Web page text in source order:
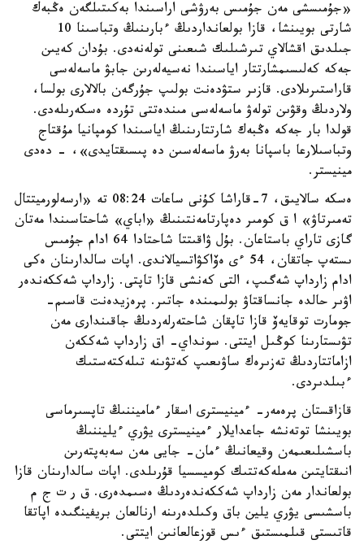
«جۇمىسشى مەن جۇمىس بەرۋشى اراسىندا بەكىتىلگەن ەڭبەك
شارتى بويىنشا، قازا بولعانداردىڭ ءبارىنىڭ وتباسىنا 10
جىلدىق اقشالاي تىرشىلىك شىعىنى تولەنەدى. بۇدان كەيىن
جەكە كەلىسىمشارتتار اياسىندا نەسيەلەرىن جابۋ ماسەلەسى
قاراستىرىلادى. قازىر ستۋدەنت بولىپ جۇرگەن بالالارى بولسا،
ولاردىڭ وقۋىن تولەۋ ماسەلەسى مىندەتتى تۇردە ەسكەرىلەدى.
قولدا بار جەكە ەڭبەك شارتتارىنىڭ اياسىندا كومپانيا مۇقتاج
وتباسىلارعا باسپانا بەرۋ ماسەلەسىن دە پىسىقتايدى»، - دەدى
مينيستر.
ەسكە سالايىق، 7-قاراشا كۇنى ساعات 08:24 تە «ارسەلورميتتال
تەمىرتاۋ» ا ق كومىر دەپارتامەنتىنىڭ «اباي» شاحتاسىندا مەتان
گازى تاراي باستاعان. بۇل ۋاقىتتا شاحتادا 64 ادام جۇمىس
ىستەپ جاتقان، 54 ءى ەۆاكۋاتسيالاندى. اپات سالدارىنان ەكى
ادام زارداپ شەگىپ، التى كەنشى قازا تاپتى. زارداپ شەككەندەر
اۋىر حالدە جانساقتاۋ بولىمىندە جاتىر. پرەزيدەنت قاسىم-
جومارت توقايەۆ قازا تاپقان شاحتەرلەردىڭ جاقىندارى مەن
تۋىستارىنا كوڭىل ايتتى. سونداي- اق زارداپ شەككەن
ازاماتتاردىڭ تەزىرەك ساۋىعىپ كەتۋىنە تىلەكتەستىك
ءبىلدىردى.
قازاقستان پرەمەر- ءمينيسترى اسقار ءماميننىڭ تاپسىرماسى
بويىنشا توتەنشە جاعدايلار ءمينيسترى يۋري ءيليننىڭ
باسشىلىعىمەن وقيعانىڭ ءمان- جايى مەن سەبەپتەرىن
انىقتايتىن مەملەكەتتىك كوميسسيا قۇرىلدى. اپات سالدارىنان قازا
بولعاندار مەن زارداپ شەككەندەردىڭ ەسىمدەرى. ق ر ت ج م
باسشىسى يۋري يلين باق وكىلدەرىنە ارنالعان بريفينگىدە اپاتقا
قاتىستى قىلمىستىق ءىس قوزعالعانىن ايتتى.